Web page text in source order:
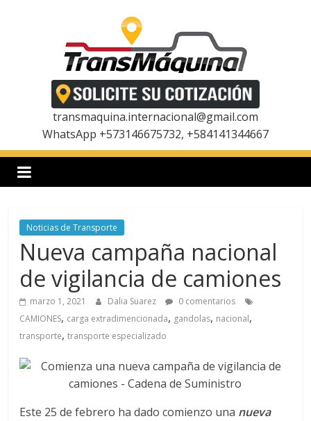
a
s
m
a
q
u
transmaquina.internacional@gmail.com
WhatsApp +573146675732, +584141344667
Noticias de Transporte
Nueva campaña nacional
de vigilancia de camiones
marzo 1, 2021 Dalia Suarez
0 comentarios
CAMIONES, carga extradimencionada, gandolas, nacional,
transporte,transporte especializado
Este 25 de febrero ha dado comienzo una nueva